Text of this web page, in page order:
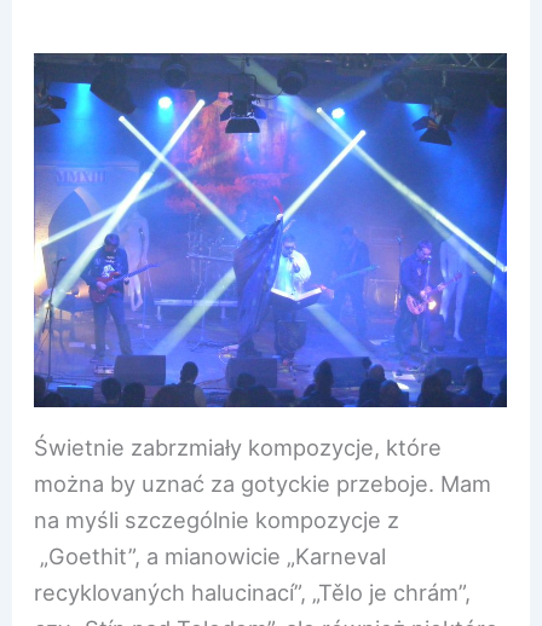
Świetnie zabrzmiały kompozycje, które
można by uznać za gotyckie przeboje. Mam
na myśli szczególnie kompozycje z
„Goethit”, a mianowicie „Karneval
recyklovaných halucinací”, „Tělo je chrám”,